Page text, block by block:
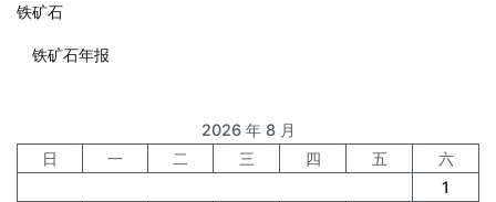
铁矿石
铁矿石年报
2026 年 8 月
日
一 二 三 四 五
六
1